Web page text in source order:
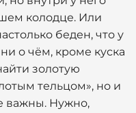
колодце. Или
беден, что у
о чём, кроме куска
золотую
тельцом», но и
важны. Нужно,